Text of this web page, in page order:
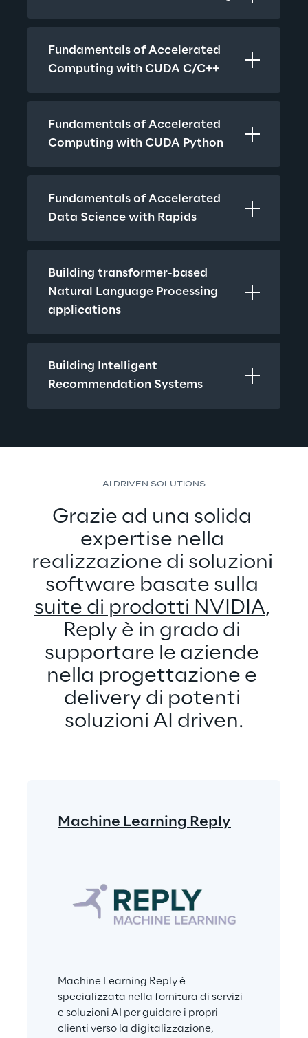
Fundamentals of Accelerated
Computing with CUDA C/C++
Fundamentals of Accelerated
Computing with CUDA Python
Fundamentals of Accelerated
Data Science with Rapids
Building transformer-based
Natural Language Processing
applications
Building Intelligent
Recommendation Systems
AI DRIVEN SOLUTIONS
Grazie ad una solida
expertise nella
realizzazione di soluzioni
software basate sulla
suite di prodotti NVIDIA,
Reply è in grado di
supportare le aziende
nella progettazione e
delivery di potenti
soluzioni AI driven.
Machine Learning Reply
Machine Learning Reply è
specializzata nella fornitura di servizi
e soluzioni AI per guidare i propri
clienti verso la digitalizzazione,